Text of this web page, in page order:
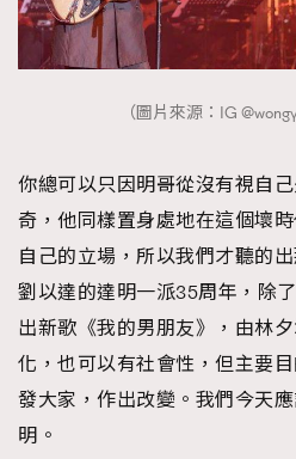
（圖片來源：IG
你總可以只因明哥從沒有視自
奇，他同樣置身處地在這個壞
自己的立場，所以我們才聽的
劉以達的達明一派35周年，除
出新歌《我的男朋友》，由林
化，也可以有社會性，但主要
發大家，作出改變。我們今天
明。